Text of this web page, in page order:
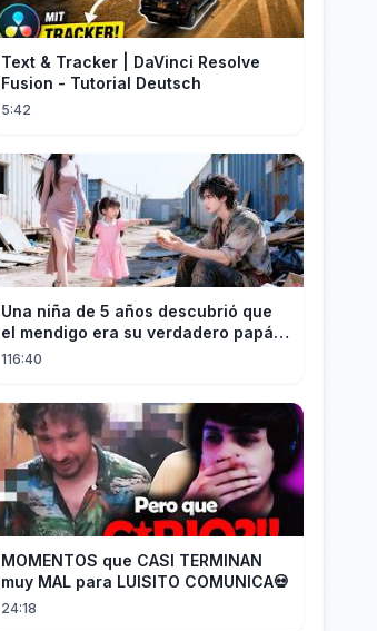
Text & Tracker | DaVinci Resolve
Fusion - Tutorial Deutsch
5:42
Una niña de 5 años descubrió que
el mendigo era su verdadero papá y
salvó a su familia
116:40
MOMENTOS que CASI TERMINAN
muy MAL para LUISITO COMUNICA💀
24:18